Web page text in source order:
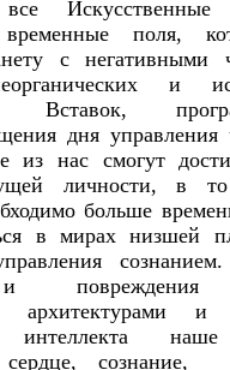
Искусственные
временные поля,
с негативными
и
Вставок,
дня управления
из нас смогут
личности, в
больше
в мирах низшей
и повреждения
архитектурами и
интеллекта
сердце, сознание,